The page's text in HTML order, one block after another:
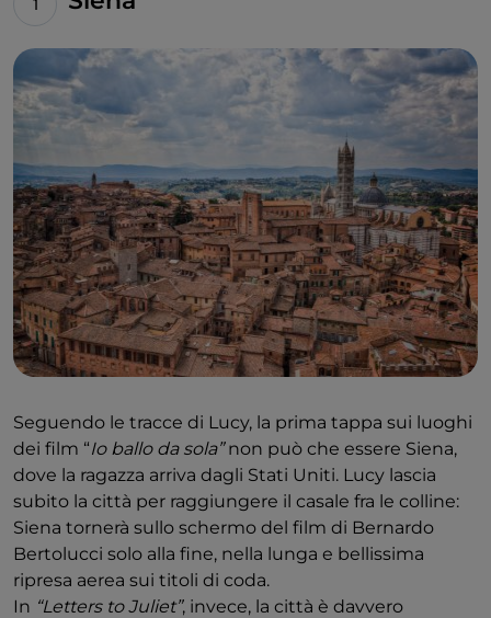
Seguendo le tracce di Lucy, la prima tappa sui luoghi
dei film “Io ballo da sola”non può che essere Siena,
dove la ragazza arriva dagli Stati Uniti. Lucy lascia
subito la città per raggiungere il casale fra le colline:
Siena tornerà sullo schermo del film di Bernardo
Bertolucci solo alla fine, nella lunga e bellissima
ripresa aerea sui titoli di coda.
In “Letters to Juliet”, invece, la città è davvero